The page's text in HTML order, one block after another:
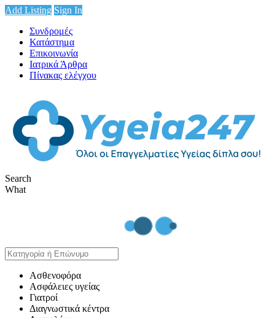
Add Listing Sign In
Συνδρομές
Κατάστημα
Επικοινωνία
Ιατρικά Άρθρα
Πίνακας ελέγχου
Search
What
Ασθενοφόρα
Ασφάλειες υγείας
Γιατροί
Διαγνωστικά κέντρα